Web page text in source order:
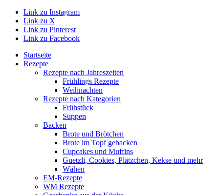
Link zu Instagram
Link zu X
Link zu Pinterest
Link zu Facebook
Startseite
Rezepte
Rezepte nach Jahreszeiten
Frühlings Rezepte
Weihnachten
Rezepte nach Kategorien
Frühstück
Suppen
Backen
Brote und Brötchen
Brote im Topf gebacken
Cupcakes und Muffins
Guetzli, Cookies, Plätzchen, Kekse und mehr
Wähen
EM-Rezepte
WM Rezepte